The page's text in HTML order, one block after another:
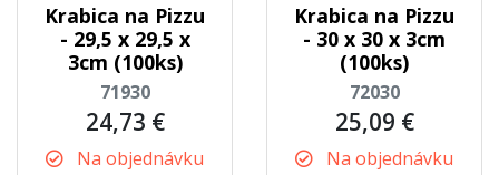
Krabica na Pizzu
- 29,5 x 29,5 x
3cm (100ks)
71930
24,73 €
Na objednávku
Krabica na Pizzu
- 30 x 30 x 3cm
(100ks)
72030
25,09 €
Na objednávku